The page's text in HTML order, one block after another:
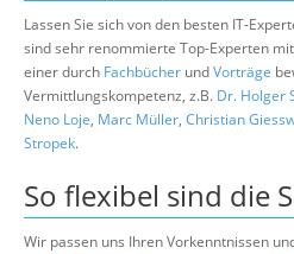
Lassen Sie sich von den besten IT-
sind sehr renommierte Top-Experten
einer durch Fachbücher undVorträge
Vermittlungskompetenz, z.B. Dr. Holger
Neno Loje, Marc Müller, Christian
Stropek.
So flexibel sind die
Wir passen uns Ihren Vorkenntnissen